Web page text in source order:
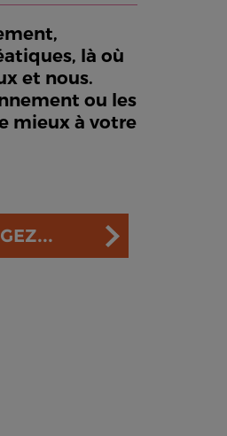
là où
et nous.
ou les
mieux à votre